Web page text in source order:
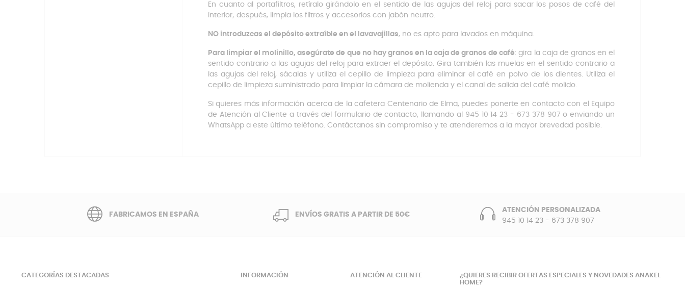
En cuanto al portafiltros, retíralo girándolo en el sentido de las agujas del reloj para sacar los posos de café del
interior; después, limpia los filtros y accesorios con jabón neutro.
NO introduzcas el depósito extraíble en el lavavajillas, no es apto para lavados en máquina.
Para limpiar el molinillo, asegúrate de que no hay granos en la caja de granos de café: gira la caja de granos en el
sentido contrario a las agujas del reloj para extraer el depósito. Gira también las muelas en el sentido contrario a
las agujas del reloj, sácalas y utiliza el cepillo de limpieza para eliminar el café en polvo de los dientes. Utiliza el
cepillo de limpieza suministrado para limpiar la cámara de molienda y el canal de salida del café molido.
Si quieres más información acerca de la cafetera Centenario de Elma, puedes ponerte en contacto con el Equipo
de Atención al Cliente a través del formulario de contacto, llamando al 945 10 14 23 - 673 378 907 o enviando un
WhatsApp a este último teléfono. Contáctanos sin compromiso y te atenderemos a la mayor brevedad posible.
FABRICAMOS EN ESPAÑA ENVÍOS GRATIS A PARTIR DE 50€
ATENCIÓN PERSONALIZADA
945 10 14 23 - 673 378 907
CATEGORÍAS DESTACADAS INFORMACIÓN ATENCIÓN AL CLIENTE
¿QUIERES RECIBIR OFERTAS ESPECIALES Y NOVEDADES ANAKEL
HOME?